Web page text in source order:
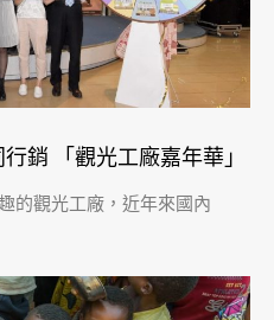
銷 「觀光工廠嘉年華」
的觀光工廠，近年來國內